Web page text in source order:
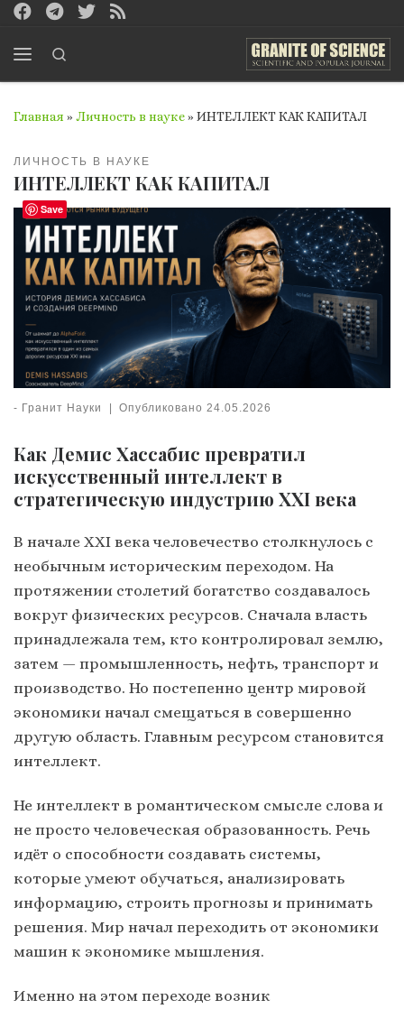
Перейти к содержимому
Главная » Личность в науке» ИНТЕЛЛЕКТ КАК КАПИТАЛ
ЛИЧНОСТЬ В НАУКЕ
ИНТЕЛЛЕКТ КАК КАПИТАЛ
- Гранит Науки | Опубликовано 24.05.2026
Как Демис Хассабис превратил
искусственный интеллект в
стратегическую индустрию XXI века
В начале XXI века человечество столкнулось с
необычным историческим переходом. На
протяжении столетий богатство создавалось
вокруг физических ресурсов. Сначала власть
принадлежала тем, кто контролировал землю,
затем — промышленность, нефть, транспорт и
производство. Но постепенно центр мировой
экономики начал смещаться в совершенно
другую область. Главным ресурсом становится
интеллект.
Не интеллект в романтическом смысле слова и
не просто человеческая образованность. Речь
идёт о способности создавать системы,
которые умеют обучаться, анализировать
информацию, строить прогнозы и принимать
решения. Мир начал переходить от экономики
машин к экономике мышления.
Именно на этом переходе возник
Save